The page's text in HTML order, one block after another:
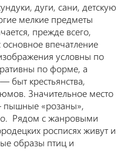
дуги, сани, детскую
мелкие предметы
прежде всего,
впечатление
условны по
по форме, а
быт крестьянства,
Значительное место
пышные «розаны»,
Рядом с жанровыми
росписях живут и
образы птиц и